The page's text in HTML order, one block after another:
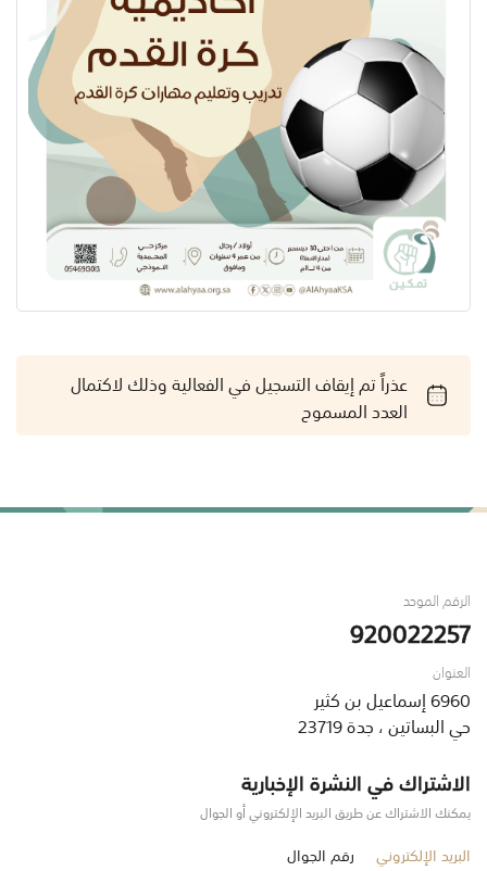
عذراً تم إيقاف التسجيل في الفعالية وذلك لاكتمال
العدد المسموح
الرقم الموحد
920022257
العنوان
6960 إسماعيل بن كثير
حي البساتين ، جدة 23719
الاشتراك في النشرة الإخبارية
يمكنك الاشتراك عن طريق البريد الإلكتروني أو الجوال
البريد الإلكتروني رقم الجوال